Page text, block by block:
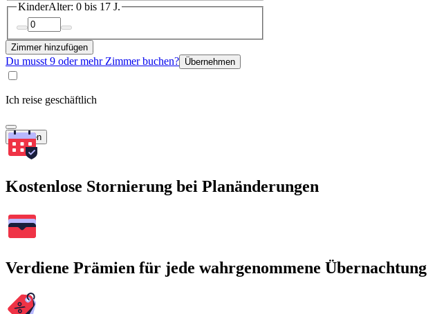
KinderAlter: 0 bis 17 J.
Zimmer hinzufügen
Du musst 9 oder mehr Zimmer buchen? Übernehmen
Ich reise geschäftlich
Suchen
Kostenlose Stornierung bei Planänderungen
Verdiene Prämien für jede wahrgenommene Übernachtung